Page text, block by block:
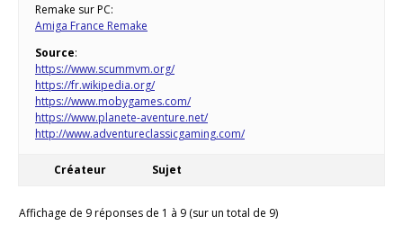
Remake sur PC:
Amiga France Remake
Source:
https://www.scummvm.org/
https://fr.wikipedia.org/
https://www.mobygames.com/
https://www.planete-aventure.net/
http://www.adventureclassicgaming.com/
Créateur Sujet
Affichage de 9 réponses de 1 à 9 (sur un total de 9)